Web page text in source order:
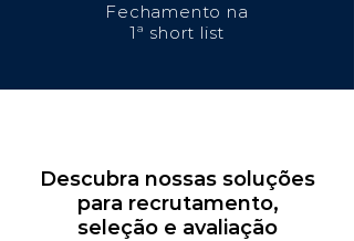
Fechamento na
1ª short list
Descubra nossas soluções
para recrutamento,
seleção e avaliação